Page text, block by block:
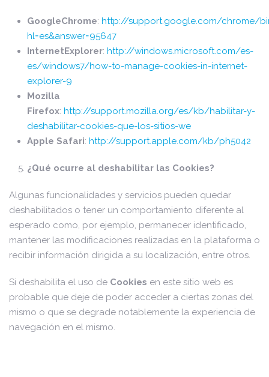
GoogleChrome: http://support.google.com/chrome/
hl=es&answer=95647
InternetExplorer: http://windows.microsoft.com/es-
es/windows7/how-to-manage-cookies-in-internet-
explorer-9
Mozilla
Firefox: http://support.mozilla.org/es/kb/habilitar-y-
deshabilitar-cookies-que-los-sitios-we
Apple Safari: http://support.apple.com/kb/ph5042
¿Qué ocurre al deshabilitar las Cookies?
Algunas funcionalidades y servicios pueden quedar
deshabilitados o tener un comportamiento diferente al
esperado como, por ejemplo, permanecer identificado,
mantener las modificaciones realizadas en la plataforma o
recibir información dirigida a su localización, entre otros.
Si deshabilita el uso de Cookies en este sitio web es
probable que deje de poder acceder a ciertas zonas del
mismo o que se degrade notablemente la experiencia de
navegación en el mismo.